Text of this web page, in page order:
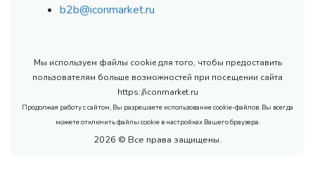
b2b@iconmarket.ru
Мы используем файлы cookie для того, чтобы предоставить
пользователям больше возможностей при посещении сайта
https://iconmarket.ru
Продолжая работу с сайтом, Вы разрешаете использование cookie-файлов. Вы всегда
можете отключить файлы cookie в настройках Вашего браузера.
2026 © Все права защищены.